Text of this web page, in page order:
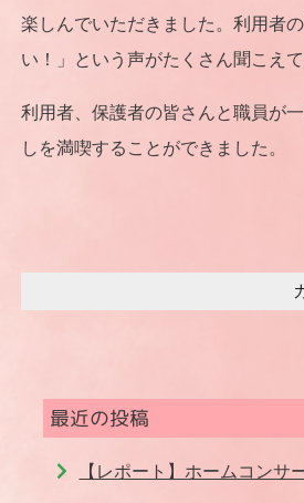
楽しんでいただきました。利用者
い！」という声がたくさん聞こえて
利用者、保護者の皆さんと職員が
しを満喫することができました。
最近の投稿
【レポート】ホームコンサ